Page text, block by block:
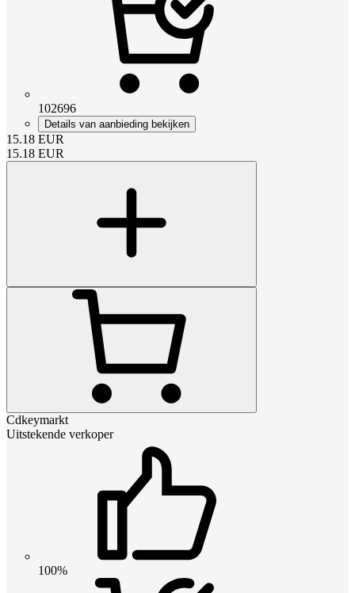
102696
Details van aanbieding bekijken
15.18 EUR
15.18 EUR
Cdkeymarkt
Uitstekende verkoper
100%